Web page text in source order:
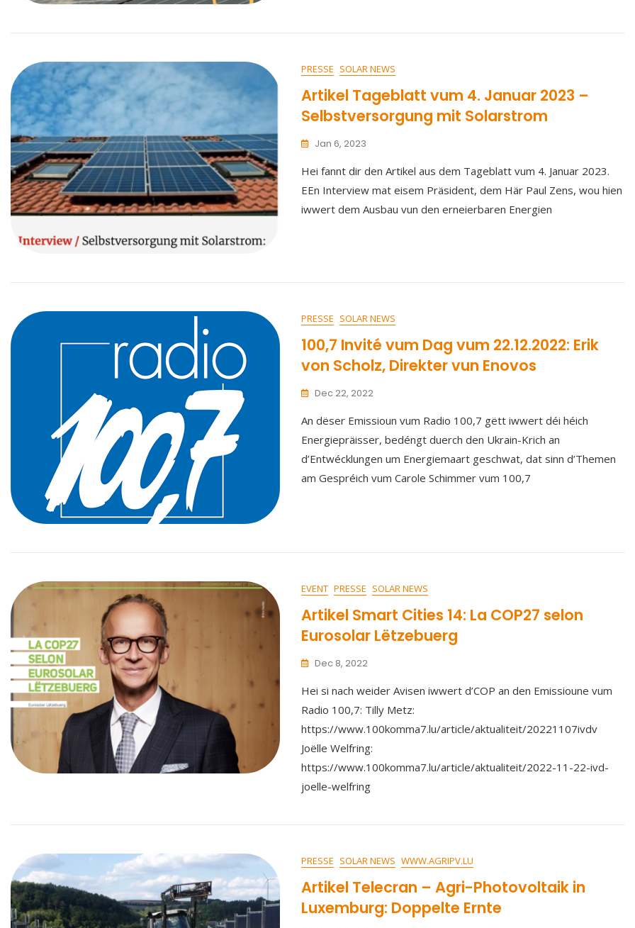
PRESSE SOLAR NEWS
Artikel Tageblatt vum 4. Januar 2023 –
Selbstversorgung mit Solarstrom
Jan 6, 2023
Hei fannt dir den Artikel aus dem Tageblatt vum 4. Januar 2023.
EEn Interview mat eisem Präsident, dem Här Paul Zens, wou hien
iwwert dem Ausbau vun den erneierbaren Energien
PRESSE SOLAR NEWS
100,7 Invité vum Dag vum 22.12.2022: Erik
von Scholz, Direkter vun Enovos
Dec 22, 2022
An dëser Emissioun vum Radio 100,7 gëtt iwwert déi héich
Energiepräisser, bedéngt duerch den Ukrain-Krich an
d’Entwécklungen um Energiemaart geschwat, dat sinn d’Themen
am Gespréich vum Carole Schimmer vum 100,7
EVENT PRESSE SOLAR NEWS
Artikel Smart Cities 14: La COP27 selon
Eurosolar Lëtzebuerg
Dec 8, 2022
Hei si nach weider Avisen iwwert d’COP an den Emissioune vum
Radio 100,7: Tilly Metz:
https://www.100komma7.lu/article/aktualiteit/20221107ivdv
Joëlle Welfring:
https://www.100komma7.lu/article/aktualiteit/2022-11-22-ivd-
joelle-welfring
PRESSE SOLAR NEWS WWW.AGRIPV.LU
Artikel Telecran – Agri-Photovoltaik in
Luxemburg: Doppelte Ernte